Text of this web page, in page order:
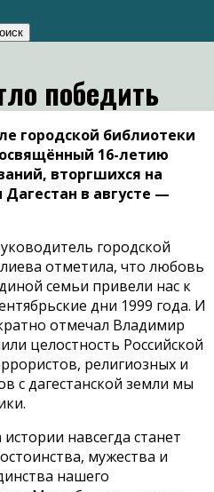
победить
городской библиотеки
16-летию
вторгшихся на
в августе —
городской
отметила, что любовь
семьи привели нас к
дни 1999 года. И
отмечал Владимир
целостность Российской
религиозных и
с дагестанской земли мы
навсегда станет
мужества и
нашего